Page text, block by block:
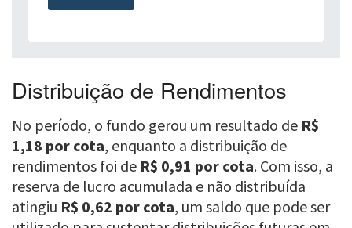
Distribuição de Rendimentos
No período, o fundo gerou um resultado de R$
1,18 por cota, enquanto a distribuição de
rendimentos foi de R$ 0,91 por cota. Com isso, a
reserva de lucro acumulada e não distribuída
atingiu R$ 0,62 por cota, um saldo que pode ser